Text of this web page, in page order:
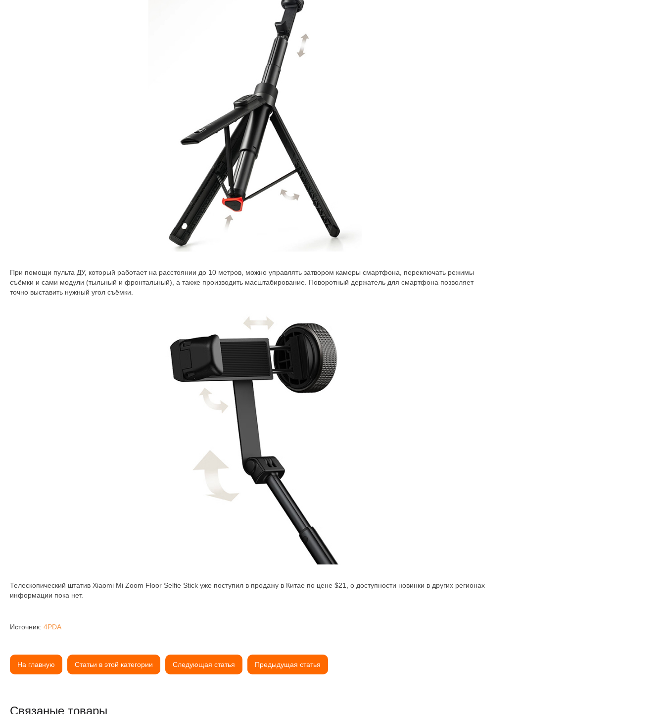
При помощи пульта ДУ, который работает на расстоянии до 10 метров, можно управлять затвором камеры смартфона, переключать режимы
съёмки и сами модули (тыльный и фронтальный), а также производить масштабирование. Поворотный держатель для смартфона позволяет
точно выставить нужный угол съёмки.
Телескопический штатив Xiaomi Mi Zoom Floor Selfie Stick уже поступил в продажу в Китае по цене $21, о доступности новинки в других регионах
информации пока нет.
Источник: 4PDA
На главную Статьи в этой категории Следующая статья Предыдущая статья
Связаные товары